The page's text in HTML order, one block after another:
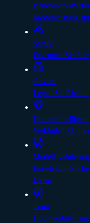
Benchmark-
Modellleistung
Safety
Erkennen Sie
Govern
Legen Sie
Human
Verbinden Sie
Entwickeln Sie
Daten
Train
Hochwertige